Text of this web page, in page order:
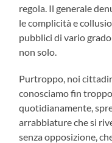
regola. Il generale
le complicità e
pubblici di vario
non solo.
Purtroppo, noi
conosciamo fin
quotidianamente,
arrabbiature che si
senza opposizione,